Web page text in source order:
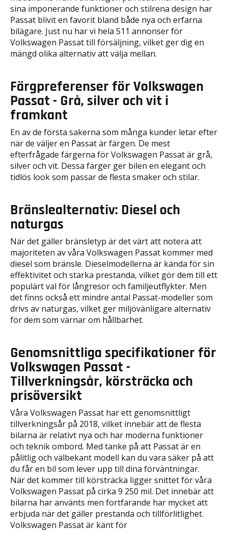
sina imponerande funktioner och stilrena design har
Passat blivit en favorit bland både nya och erfarna
bilägare. Just nu har vi hela 511 annonser för
Volkswagen Passat till försäljning, vilket ger dig en
mängd olika alternativ att välja mellan.
Färgpreferenser för Volkswagen
Passat - Grå, silver och vit i
framkant
En av de första sakerna som många kunder letar efter
när de väljer en Passat är färgen. De mest
efterfrågade färgerna för Volkswagen Passat är grå,
silver och vit. Dessa färger ger bilen en elegant och
tidlös look som passar de flesta smaker och stilar.
Bränslealternativ: Diesel och
naturgas
När det gäller bränsletyp är det värt att notera att
majoriteten av våra Volkswagen Passat kommer med
diesel som bränsle. Dieselmodellerna är kända för sin
effektivitet och starka prestanda, vilket gör dem till ett
populärt val för långresor och familjeutflykter. Men
det finns också ett mindre antal Passat-modeller som
drivs av naturgas, vilket ger miljövänligare alternativ
för dem som värnar om hållbarhet.
Genomsnittliga specifikationer för
Volkswagen Passat -
Tillverkningsår, körsträcka och
prisöversikt
Våra Volkswagen Passat har ett genomsnittligt
tillverkningsår på 2018, vilket innebär att de flesta
bilarna är relativt nya och har moderna funktioner
och teknik ombord. Med tanke på att Passat är en
pålitlig och välbekant modell kan du vara säker på att
du får en bil som lever upp till dina förväntningar.
När det kommer till körsträcka ligger snittet för våra
Volkswagen Passat på cirka 9 250 mil. Det innebär att
bilarna har använts men fortfarande har mycket att
erbjuda när det gäller prestanda och tillförlitlighet.
Volkswagen Passat är känt för